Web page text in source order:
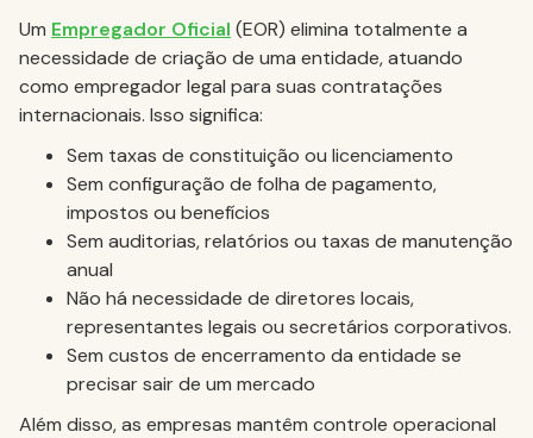
Um Empregador Oficial (EOR) elimina totalmente a
necessidade de criação de uma entidade, atuando
como empregador legal para suas contratações
internacionais. Isso significa:
Sem taxas de constituição ou licenciamento
Sem configuração de folha de pagamento,
impostos ou benefícios
Sem auditorias, relatórios ou taxas de manutenção
anual
Não há necessidade de diretores locais,
representantes legais ou secretários corporativos.
Sem custos de encerramento da entidade se
precisar sair de um mercado
Além disso, as empresas mantêm controle operacional